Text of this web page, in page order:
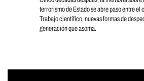
terrorismo de Estado se abre paso entre el
Trabajo científico, nuevas formas de
generación que asoma.